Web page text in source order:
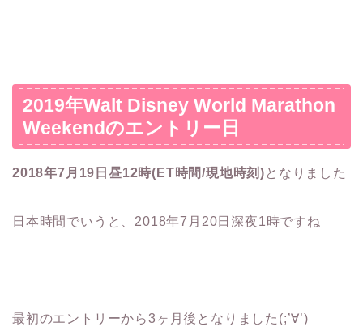
2019年Walt Disney World Marathon
Weekendのエントリー日
2018年7月19日昼12時(ET時間/現地時刻) となりました
日本時間でいうと、2018年7月20日深夜1時ですね
最初のエントリーから3ヶ月後となりました(;’∀’)